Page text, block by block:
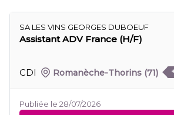
SA LES VINS GEORGES DUBOEUF
Assistant ADV France (H/F)
CDI Romanèche-Thorins (71)
Publiée le 28/07/2026